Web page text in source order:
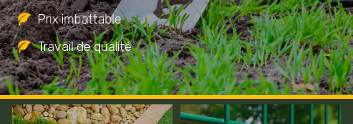
Prix imbattable
Travail de qualité